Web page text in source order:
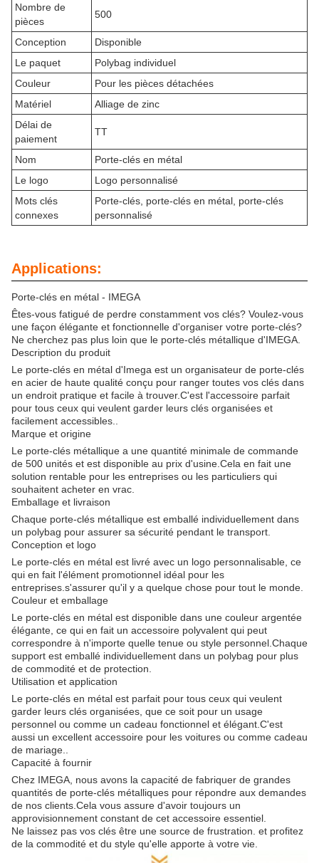
Nombre de
pièces
500
Conception
Disponible
Le paquet
Polybag individuel
Couleur
Pour les pièces détachées
Matériel
Alliage de zinc
Délai de
paiement
TT
Nom
Porte-clés en métal
Le logo
Logo personnalisé
Mots clés
connexes
Porte-clés, porte-clés en métal, porte-clés
personnalisé
Applications:
Porte-clés en métal - IMEGA
Êtes-vous fatigué de perdre constamment vos clés? Voulez-vous
une façon élégante et fonctionnelle d'organiser votre porte-clés?
Ne cherchez pas plus loin que le porte-clés métallique d'IMEGA.
Description du produit
Le porte-clés en métal d'Imega est un organisateur de porte-clés
en acier de haute qualité conçu pour ranger toutes vos clés dans
un endroit pratique et facile à trouver.C'est l'accessoire parfait
pour tous ceux qui veulent garder leurs clés organisées et
facilement accessibles..
Marque et origine
Le porte-clés métallique a une quantité minimale de commande
de 500 unités et est disponible au prix d'usine.Cela en fait une
solution rentable pour les entreprises ou les particuliers qui
souhaitent acheter en vrac.
Emballage et livraison
Chaque porte-clés métallique est emballé individuellement dans
un polybag pour assurer sa sécurité pendant le transport.
Conception et logo
Le porte-clés en métal est livré avec un logo personnalisable, ce
qui en fait l'élément promotionnel idéal pour les
entreprises.s'assurer qu'il y a quelque chose pour tout le monde.
Couleur et emballage
Le porte-clés en métal est disponible dans une couleur argentée
élégante, ce qui en fait un accessoire polyvalent qui peut
correspondre à n'importe quelle tenue ou style personnel.Chaque
support est emballé individuellement dans un polybag pour plus
de commodité et de protection.
Utilisation et application
Le porte-clés en métal est parfait pour tous ceux qui veulent
garder leurs clés organisées, que ce soit pour un usage
personnel ou comme un cadeau fonctionnel et élégant.C'est
aussi un excellent accessoire pour les voitures ou comme cadeau
de mariage..
Capacité à fournir
Chez IMEGA, nous avons la capacité de fabriquer de grandes
quantités de porte-clés métalliques pour répondre aux demandes
de nos clients.Cela vous assure d'avoir toujours un
approvisionnement constant de cet accessoire essentiel.
Ne laissez pas vos clés être une source de frustration. et profitez
de la commodité et du style qu'elle apporte à votre vie.